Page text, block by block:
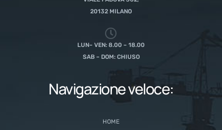
20132 MILANO
LUN– VEN: 8.00 – 18.00
SAB – DOM: CHIUSO
Navigazione veloce:
HOME